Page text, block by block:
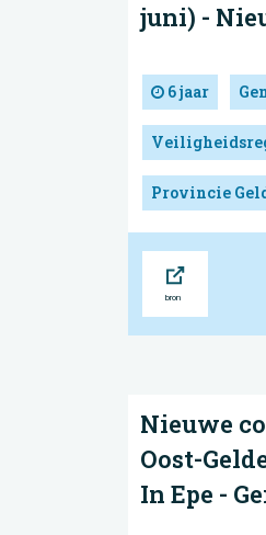
juni) -
6 jaar
Provincie
Nieuwe
Oost-
In Epe -